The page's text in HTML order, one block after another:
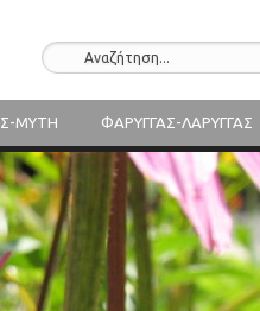
ΜΥΤΗ ΦΑΡΥΓΓΑΣ-ΛΑΡΥΓΓΑΣ